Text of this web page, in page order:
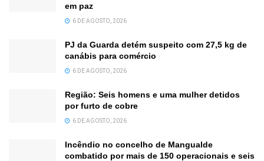
em paz
6 DE AGOSTO, 2026
PJ da Guarda detém suspeito com 27,5 kg de
canábis para comércio
6 DE AGOSTO, 2026
Região: Seis homens e uma mulher detidos
por furto de cobre
6 DE AGOSTO, 2026
Incêndio no concelho de Mangualde
combatido por mais de 150 operacionais e seis